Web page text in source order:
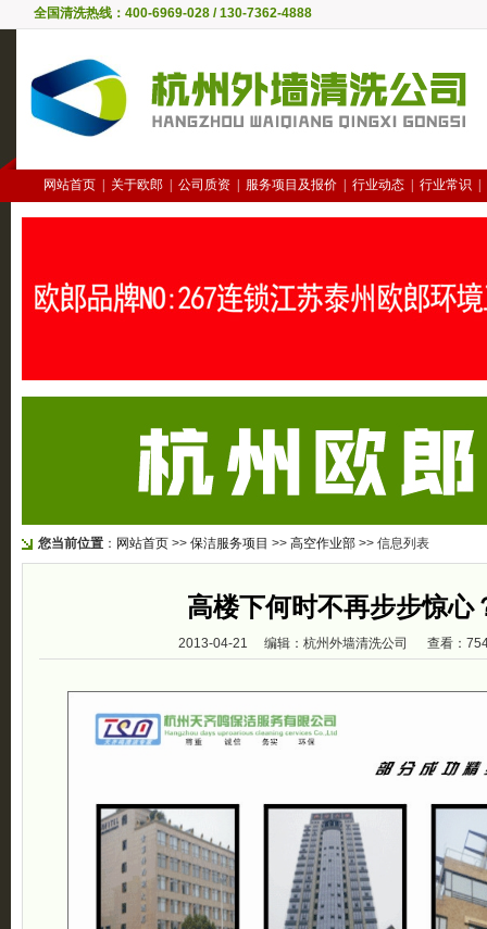
全国清洗热线：400-6969-028 / 130-7362-4888
网站首页 关于欧郎 公司质资 服务项目及报价 行业动态 行业常识
您当前位置 ： 网站首页 >> 保洁服务项目 >> 高空作业部 >> 信息列表
高楼下何时不再步步惊心
2013-04-21 编辑：杭州外墙清洗公司 查看：